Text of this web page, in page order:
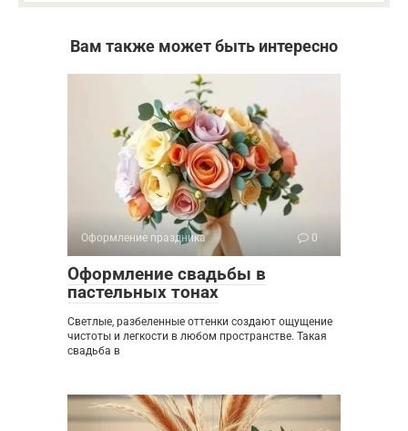
Вам также может быть интересно
Оформление праздника 0
Оформление свадьбы в
пастельных тонах
Светлые, разбеленные оттенки создают ощущение
чистоты и легкости в любом пространстве. Такая
свадьба в